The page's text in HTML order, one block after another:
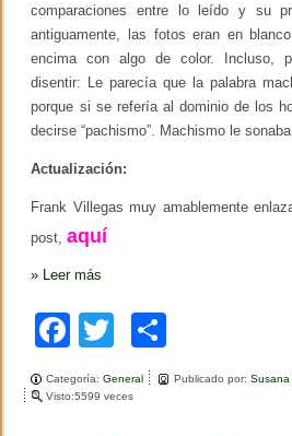
comparaciones entre lo leído y su
antiguamente, las fotos eran en
encima con algo de color. Incluso,
disentir: Le parecía que la palabra
porque si se refería al dominio de los
decirse “pachismo”. Machismo le
Actualización:
Frank Villegas muy amablemente
post,aquí
» Leer más
F
a
c
wi
tt
o
Categoría:General Publicado por:Susana
Visto:5599 veces